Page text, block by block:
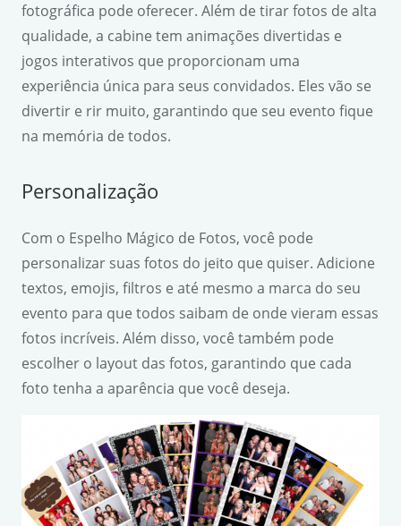
fotográfica pode oferecer. Além de tirar fotos de alta
qualidade, a cabine tem animações divertidas e
jogos interativos que proporcionam uma
experiência única para seus convidados. Eles vão se
divertir e rir muito, garantindo que seu evento fique
na memória de todos.
Personalização
Com o Espelho Mágico de Fotos, você pode
personalizar suas fotos do jeito que quiser. Adicione
textos, emojis, filtros e até mesmo a marca do seu
evento para que todos saibam de onde vieram essas
fotos incríveis. Além disso, você também pode
escolher o layout das fotos, garantindo que cada
foto tenha a aparência que você deseja.